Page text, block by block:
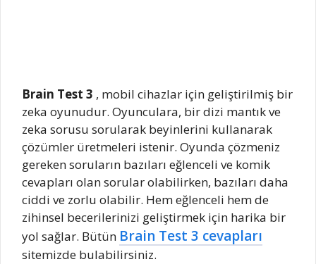
Brain Test 3 , mobil cihazlar için geliştirilmiş bir
zeka oyunudur. Oyunculara, bir dizi mantık ve
zeka sorusu sorularak beyinlerini kullanarak
çözümler üretmeleri istenir. Oyunda çözmeniz
gereken soruların bazıları eğlenceli ve komik
cevapları olan sorular olabilirken, bazıları daha
ciddi ve zorlu olabilir. Hem eğlenceli hem de
zihinsel becerilerinizi geliştirmek için harika bir
yol sağlar. Bütün Brain Test 3 cevapları
sitemizde bulabilirsiniz.